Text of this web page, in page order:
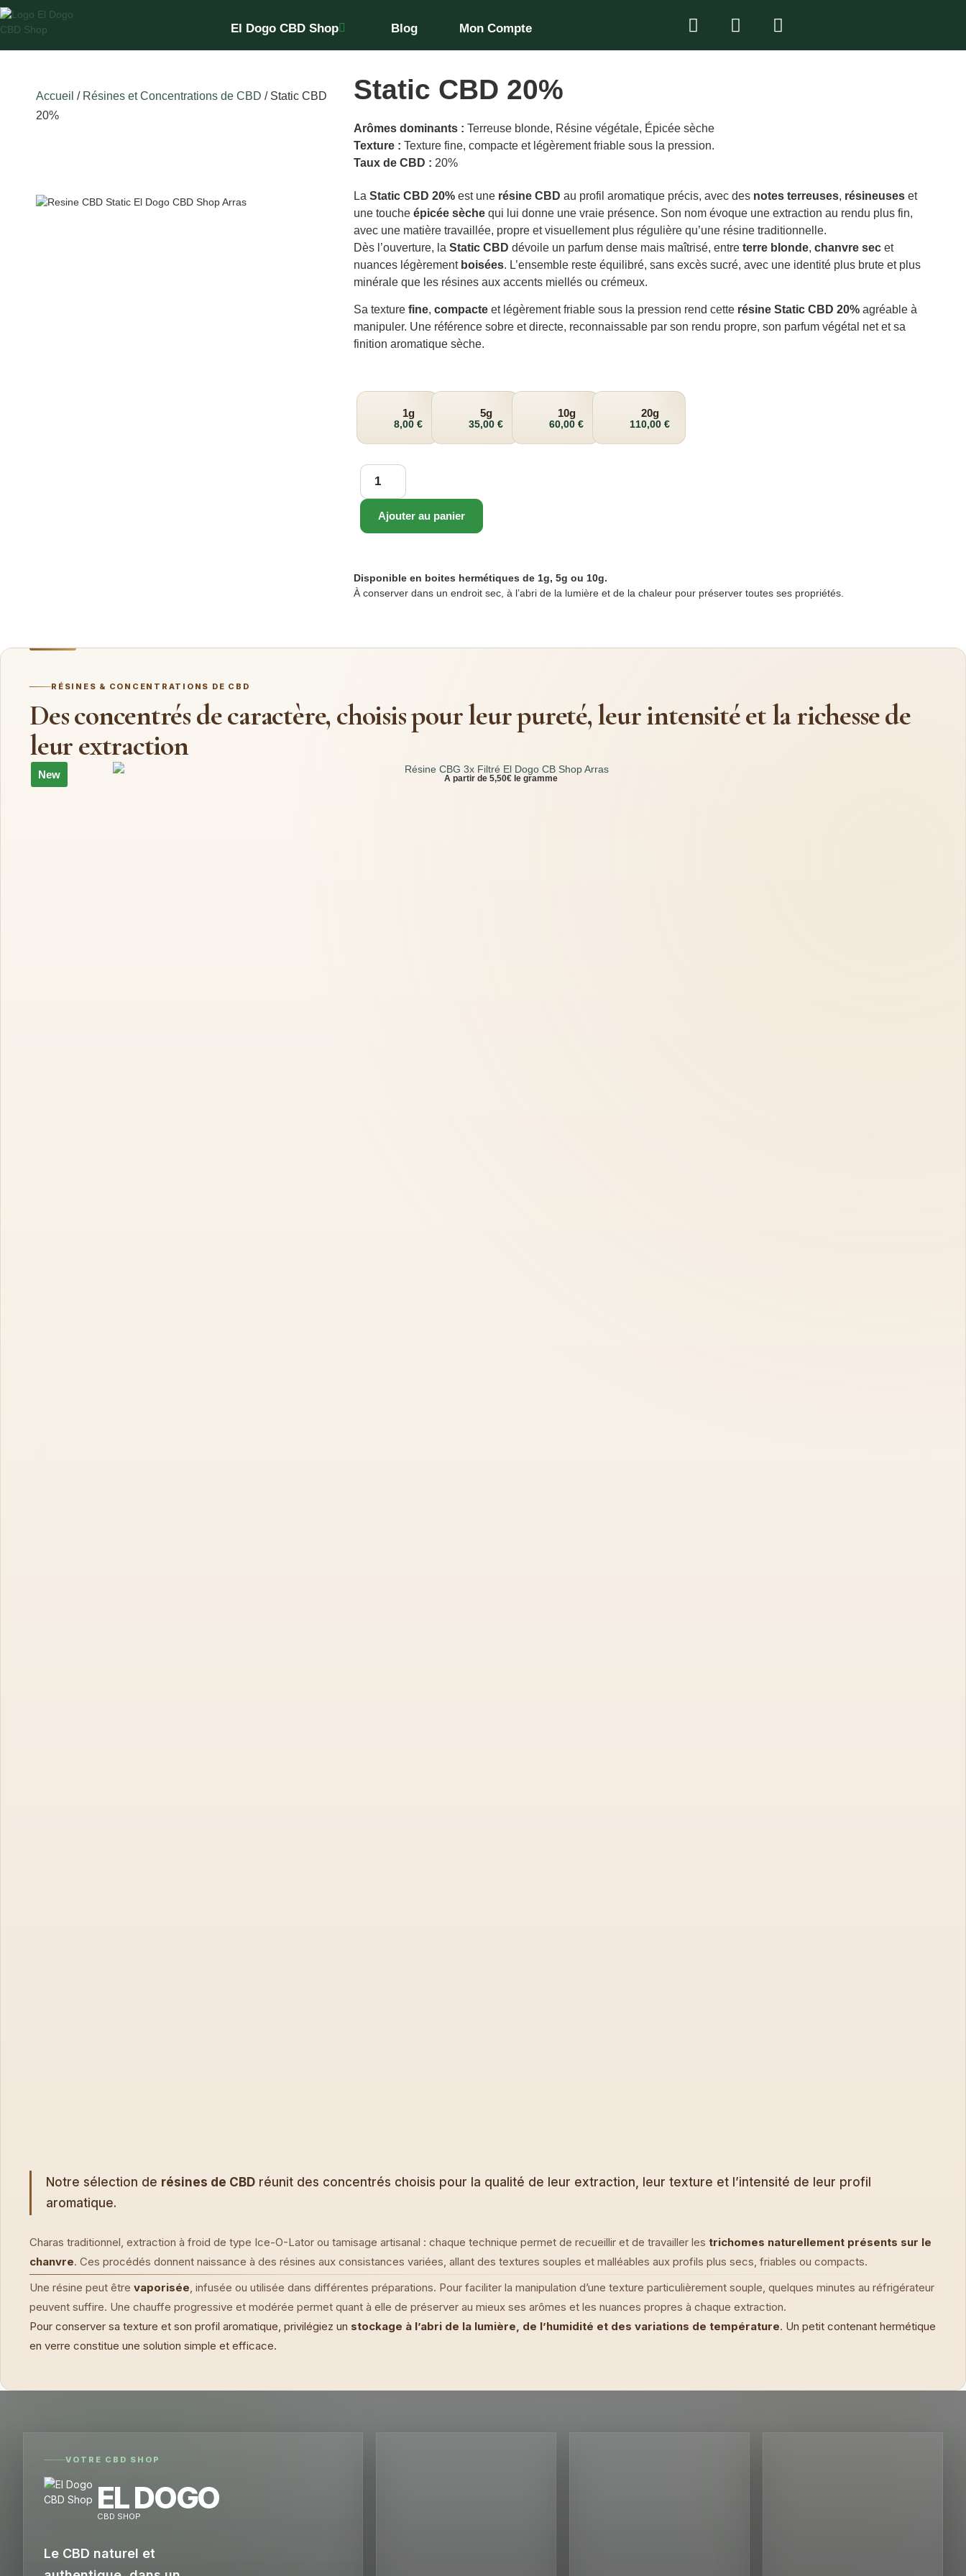
El Dogo CBD Shop Blog Mon Compte
Accueil / Résines et Concentrations de CBD / Static CBD
20%
Static CBD 20%
Arômes dominants :Terreuse blonde, Résine végétale, Épicée sèche
Texture : Texture fine, compacte et légèrement friable sous la pression.
Taux de CBD : 20%
LaStatic CBD 20% est une résine CBD au profil aromatique précis, avec des notes terreuses, résineuses et
une toucheépicée sèche qui lui donne une vraie présence. Son nom évoque une extraction au rendu plus fin,
avec une matière travaillée, propre et visuellement plus régulière qu’une résine traditionnelle.
Dès l’ouverture, laStatic CBD dévoile un parfum dense mais maîtrisé, entreterre blonde,chanvre sec et
nuances légèrement boisées. L’ensemble reste équilibré, sans excès sucré, avec une identité plus brute et plus
minérale que les résines aux accents miellés ou crémeux.
Sa texturefine,compacte et légèrement friable sous la pression rend cette résine Static CBD 20% agréable à
manipuler. Une référence sobre et directe, reconnaissable par son rendu propre, son parfum végétal net et sa
finition aromatique sèche.
1g
8,00€
5g
35,00€
10g
60,00€
20g
110,00€
Ajouter au panier
Disponible en boites hermétiques de 1g, 5g ou 10g.
À conserver dans un endroit sec, à l’abri de la lumière et de la chaleur pour préserver toutes ses propriétés.
RÉSINES & CONCENTRATIONS DE CBD
Des concentrés de caractère, choisis pour leur pureté, leur intensité et la richesse de
leur extraction
A partir de 5,50€ le gramme
New
Notre sélection de résines de CBD réunit des concentrés choisis pour la qualité de leur extraction, leur texture et l’intensité de leur profil
aromatique.
Charas traditionnel, extraction à froid de type Ice-O-Lator ou tamisage artisanal : chaque technique permet de recueillir et de travailler les trichomes naturellement présents sur le
chanvre. Ces procédés donnent naissance à des résines aux consistances variées, allant des textures souples et malléables aux profils plus secs, friables ou compacts.
Une résine peut être vaporisée, infusée ou utilisée dans différentes préparations. Pour faciliter la manipulation d’une texture particulièrement souple, quelques minutes au réfrigérateur
peuvent suffire. Une chauffe progressive et modérée permet quant à elle de préserver au mieux ses arômes et les nuances propres à chaque extraction.
Pour conserver sa texture et son profil aromatique, privilégiez un stockage à l’abri de la lumière, de l’humidité et des variations de température. Un petit contenant hermétique
en verre constitue une solution simple et efficace.
VOTRE CBD SHOP
EL DOGO
CBD SHOP
Le CBD naturel et